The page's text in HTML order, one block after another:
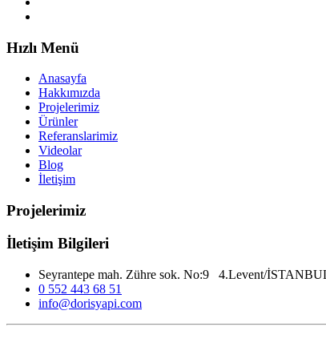
Hızlı Menü
Anasayfa
Hakkımızda
Projelerimiz
Ürünler
Referanslarimiz
Videolar
Blog
İletişim
Projelerimiz
İletişim Bilgileri
Seyrantepe mah. Zühre sok. No:9 4.Levent/
0 552 443 68 51
info@dorisyapi.com